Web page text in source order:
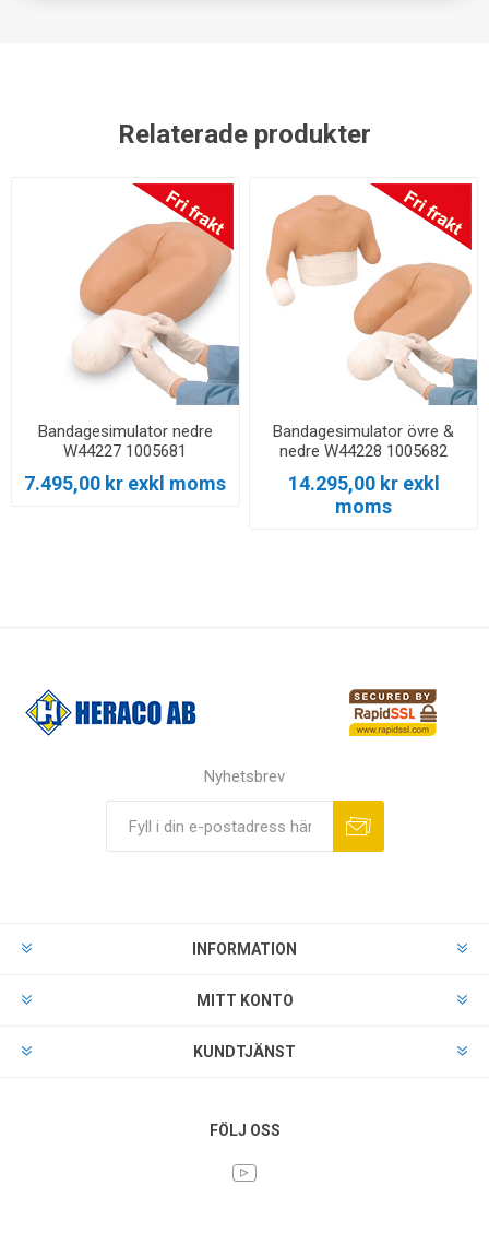
Relaterade produkter
Bandagesimulator nedre
W44227 1005681
7.495,00 kr exkl moms
Bandagesimulator övre &
nedre W44228 1005682
14.295,00 kr exkl
moms
Nyhetsbrev
INFORMATION
MITT KONTO
KUNDTJÄNST
FÖLJ OSS